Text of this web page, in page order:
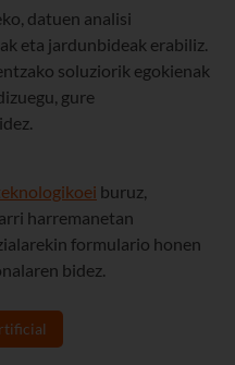
datuen analisi
eta jardunbideak erabiliz.
soluziorik egokienak
gure
buruz,
harremanetan
formulario honen
bidez.